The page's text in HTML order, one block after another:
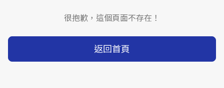
很抱歉，這個頁面不存在！
返回首頁